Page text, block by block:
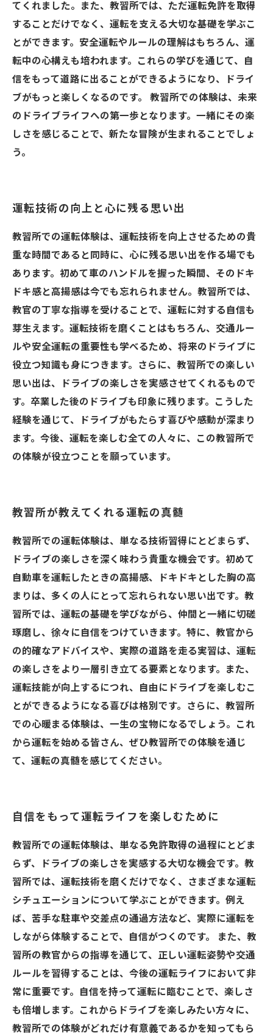
てくれました。また、教習所では、ただ運転免許を取得
することだけでなく、運転を支える大切な基礎を学ぶこ
とができます。安全運転やルールの理解はもちろん、運
転中の心構えも培われます。これらの学びを通じて、自
信をもって道路に出ることができるようになり、ドライ
ブがもっと楽しくなるのです。 教習所での体験は、未来
のドライブライフへの第一歩となります。一緒にその楽
しさを感じることで、新たな冒険が生まれることでしょ
う。
運転技術の向上と心に残る思い出
教習所での運転体験は、運転技術を向上させるための貴
重な時間であると同時に、心に残る思い出を作る場でも
あります。初めて車のハンドルを握った瞬間、そのドキ
ドキ感と高揚感は今でも忘れられません。教習所では、
教官の丁寧な指導を受けることで、運転に対する自信も
芽生えます。運転技術を磨くことはもちろん、交通ルー
ルや安全運転の重要性も学べるため、将来のドライブに
役立つ知識も身につきます。さらに、教習所での楽しい
思い出は、ドライブの楽しさを実感させてくれるもので
す。卒業した後のドライブも印象に残ります。こうした
経験を通じて、ドライブがもたらす喜びや感動が深まり
ます。今後、運転を楽しむ全ての人々に、この教習所で
の体験が役立つことを願っています。
教習所が教えてくれる運転の真髄
教習所での運転体験は、単なる技術習得にとどまらず、
ドライブの楽しさを深く味わう貴重な機会です。初めて
自動車を運転したときの高揚感、ドキドキとした胸の高
まりは、多くの人にとって忘れられない思い出です。教
習所では、運転の基礎を学びながら、仲間と一緒に切磋
琢磨し、徐々に自信をつけていきます。特に、教官から
の的確なアドバイスや、実際の道路を走る実習は、運転
の楽しさをより一層引き立てる要素となります。また、
運転技能が向上するにつれ、自由にドライブを楽しむこ
とができるようになる喜びは格別です。さらに、教習所
での心暖まる体験は、一生の宝物になるでしょう。これ
から運転を始める皆さん、ぜひ教習所での体験を通じ
て、運転の真髄を感じてください。
自信をもって運転ライフを楽しむために
教習所での運転体験は、単なる免許取得の過程にとどま
らず、ドライブの楽しさを実感する大切な機会です。教
習所では、運転技術を磨くだけでなく、さまざまな運転
シチュエーションについて学ぶことができます。例え
ば、苦手な駐車や交差点の通過方法など、実際に運転を
しながら体験することで、自信がつくのです。 また、教
習所の教官からの指導を通じて、正しい運転姿勢や交通
ルールを習得することは、今後の運転ライフにおいて非
常に重要です。自信を持って運転に臨むことで、楽しさ
も倍増します。これからドライブを楽しみたい方々に、
教習所での体験がどれだけ有意義であるかを知ってもら